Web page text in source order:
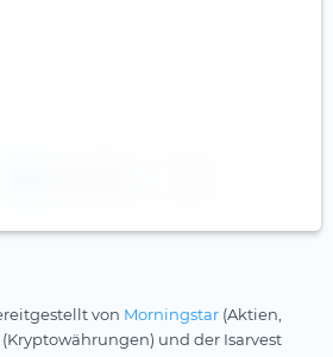
von Morningstar (Aktien,
(Kryptowährungen) und der Isarvest